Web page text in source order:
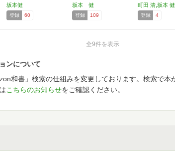
坂本健
登録 60
時間…
坂本 健
登録 109
町田 清,坂本 健
登録 4
全9件を表示
ンについて
和書」検索の仕組みを変更しております。検索で本
こちらのお知らせをご確認ください。